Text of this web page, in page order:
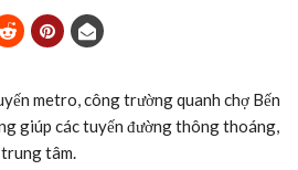
metro, công trường quanh chợ Bến
giúp các tuyến đường thông thoáng,
trung tâm.